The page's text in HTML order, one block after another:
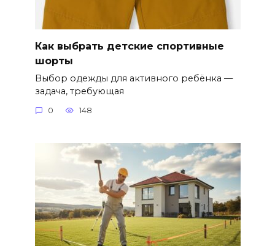
Как выбрать детские спортивные
шорты
Выбор одежды для активного ребёнка —
задача, требующая
0 148